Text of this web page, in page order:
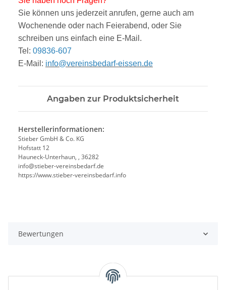
Sie können uns jederzeit anrufen, gerne auch am
Wochenende oder nach Feierabend, oder Sie
schreiben uns einfach eine E-Mail.
Tel: 09836-607
E-Mail: info@vereinsbedarf-eissen.de
Angaben zur Produktsicherheit
Herstellerinformationen:
Stieber GmbH & Co. KG
Hofstatt 12
Hauneck-Unterhaun, , 36282
info@stieber-vereinsbedarf.de
https://www.stieber-vereinsbedarf.info
Bewertungen